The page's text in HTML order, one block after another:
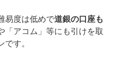
易度は低めで道銀の口座も
「アコム」等にも引けを取
す。